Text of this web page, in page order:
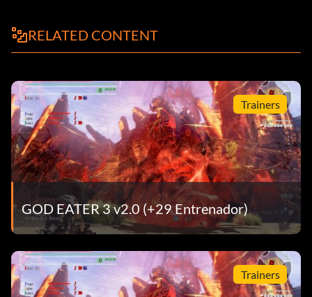
RELATED CONTENT
Trainers
GOD EATER 3 v2.0 (+29 Entrenador)
Trainers